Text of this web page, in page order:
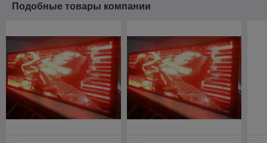
Подобные товары компании